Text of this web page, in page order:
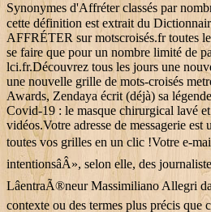
Synonymes d'Affréter classés par
cette définition est extrait du
AFFRÉTER sur motscroisés.fr toutes
se faire que pour un nombre limité de
lci.fr.Découvrez tous les jours une
une nouvelle grille de mots-croisés
Awards, Zendaya écrit (déjà) sa
Covid-19 : le masque chirurgical lavé
vidéos.Votre adresse de messagerie
toutes vos grilles en un clic !Votre e-
intentionsâÂ», selon elle, des
LâentraÃ®neur Massimiliano Allegri
contexte ou des termes plus précis